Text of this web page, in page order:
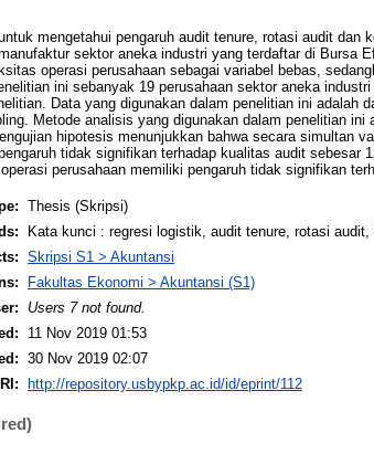
mengetahui pengaruh audit tenure, rotasi audit dan
sektor aneka industri yang terdaftar di Bursa
operasi perusahaan sebagai variabel bebas,
ini sebanyak 19 perusahaan sektor aneka
Data yang digunakan dalam penelitian ini adalah
Metode analisis yang digunakan dalam penelitian
hipotesis menunjukkan bahwa secara simultan
tidak signifikan terhadap kualitas audit sebesar
perusahaan memiliki pengaruh tidak signifikan
Thesis (Skripsi)
Kata kunci : regresi logistik, audit tenure, rotasi
Skripsi S1 > Akuntansi
Fakultas Ekonomi > Akuntansi (S1)
Users 7 not found.
11 Nov 2019 01:53
30 Nov 2019 02:07
http://repository.usbypkp.ac.id/id/eprint/112